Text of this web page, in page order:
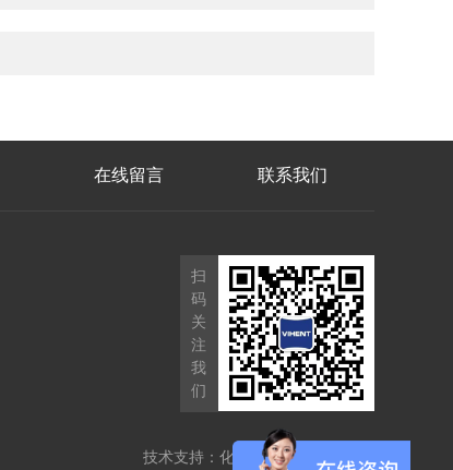
在线留言 联系我们
扫
码
关
注
我
们
技术支持： 化工仪器网 管理登陆